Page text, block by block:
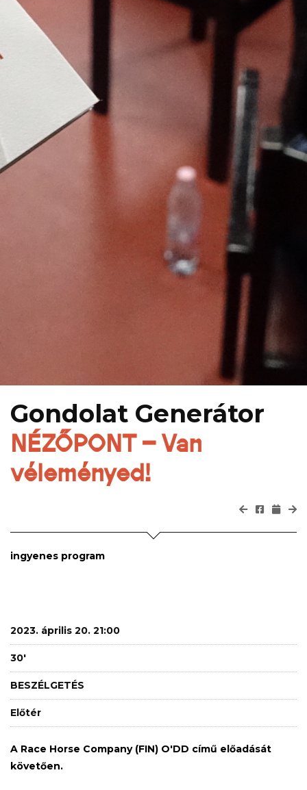
Gondolat Generátor
NÉZŐPONT – Van
véleményed!
ingyenes program
2023. április 20. 21:00
30'
BESZÉLGETÉS
Előtér
A Race Horse Company (FIN) O'DD című előadását
követően.